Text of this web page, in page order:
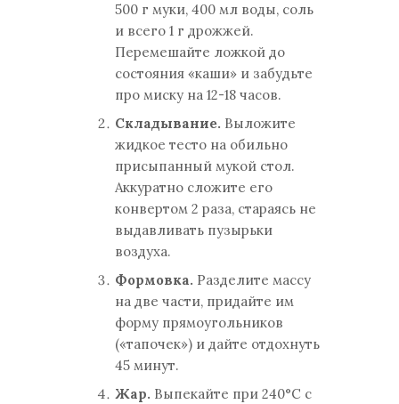
500 г муки, 400 мл воды, соль
и всего 1 г дрожжей.
Перемешайте ложкой до
состояния «каши» и забудьте
про миску на 12-18 часов.
Складывание. Выложите
жидкое тесто на обильно
присыпанный мукой стол.
Аккуратно сложите его
конвертом 2 раза, стараясь не
выдавливать пузырьки
воздуха.
Формовка. Разделите массу
на две части, придайте им
форму прямоугольников
(«тапочек») и дайте отдохнуть
45 минут.
Жар. Выпекайте при 240°C с